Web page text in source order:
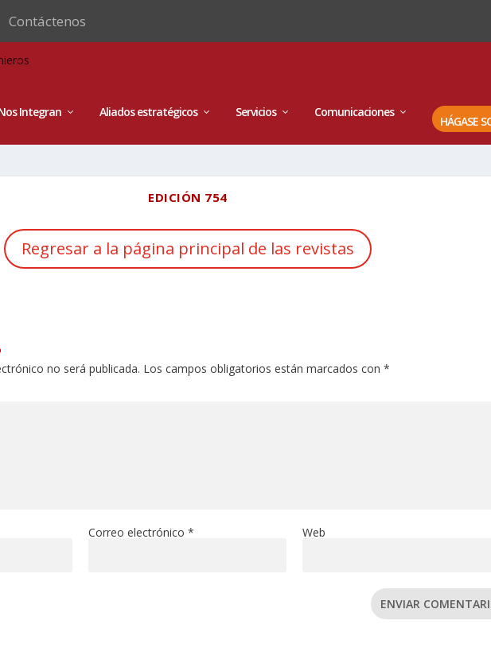
Contáctenos
Integran Aliados estratégicos Servicios Comunicaciones
HÁGASE
EDICIÓN 754
Regresar a la página principal de las revistas
no será publicada. Los campos obligatorios están marcados con *
Correo electrónico* Web
ENVIAR